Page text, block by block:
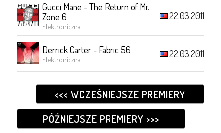
Gucci Mane - The Return of Mr.
Zone 6
Elektroniczna
22.03.2011
Derrick Carter - Fabric 56
Elektroniczna 22.03.2011
<<< WCZEŚNIEJSZE PREMIERY
PÓŹNIEJSZE PREMIERY >>>